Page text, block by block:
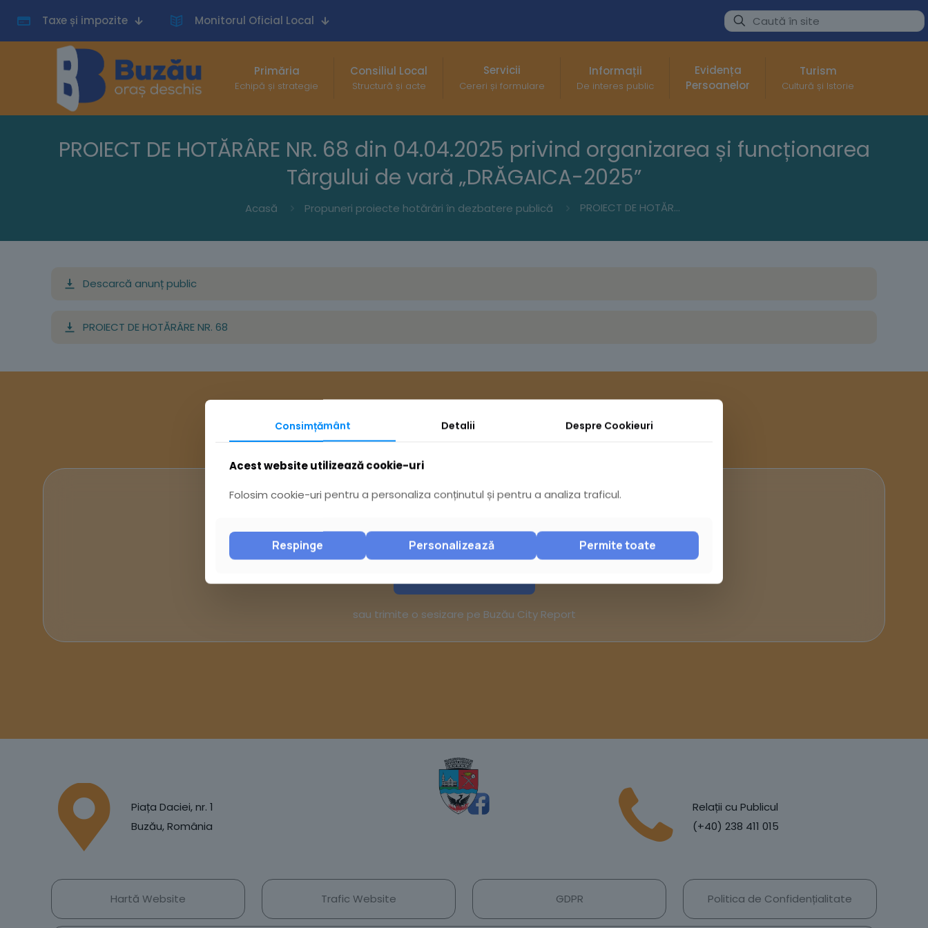
Taxe și impozite Monitorul Oficial Local
Primăria
Echipă și strategie
Consiliul Local
Structură și acte
Servicii
Cereri și formulare
Informații
De interes public
Evidența
Persoanelor
Turism
Cultură și Istorie
PROIECT DE HOTĂRÂRE NR. 68 din 04.04.2025 privind organizarea și funcționarea
Târgului de vară „DRĂGAICA-2025”
Acasă Propuneri proiecte hotărâri în dezbatere publică PROIECT DE HOTĂRÂRE NR. 68 din 04.04.2025 privind organizarea și funcționarea Târgului de vară „DRĂGAICA-2025”
Descarcă anunț public
PROIECT DE HOTĂRÂRE NR. 68
Ai întrebări? Accesează
sau trimite o sesizare pe Buzău City Report
Piața Daciei, nr. 1
Buzău, România
Relații cu Publicul
(+40) 238 411 015
Hartă Website Trafic Website GDPR Politica de Confidențialitate
Consimțământ Detalii Despre Cookieuri
Acest website utilizează cookie-uri
Folosim cookie-uri pentru a personaliza conținutul și pentru a analiza traficul.
Respinge Personalizează Permite toate